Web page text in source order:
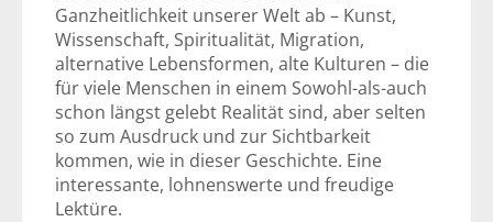
Ganzheitlichkeit unserer Welt ab – Kunst,
Wissenschaft, Spiritualität, Migration,
alternative Lebensformen, alte Kulturen – die
für viele Menschen in einem Sowohl-als-auch
schon längst gelebt Realität sind, aber selten
so zum Ausdruck und zur Sichtbarkeit
kommen, wie in dieser Geschichte. Eine
interessante, lohnenswerte und freudige
Lektüre.